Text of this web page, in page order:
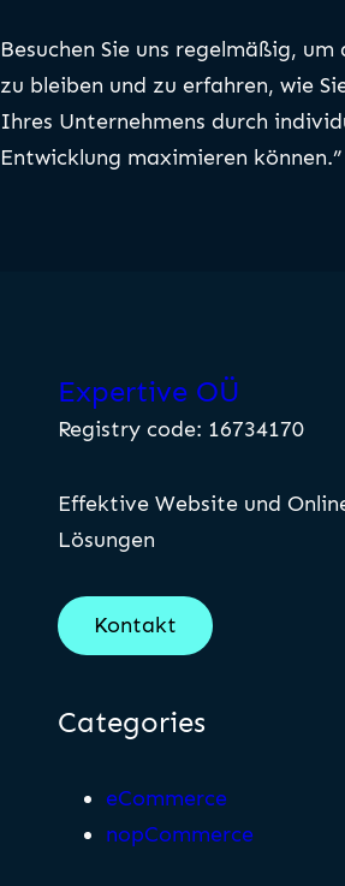
Besuchen Sie uns regelmäßig,
zu bleiben und zu erfahren, wie
Ihres Unternehmens durch
Entwicklung maximieren können.”
Expertive OÜ
Registry code: 16734170
Effektive Website und
Lösungen
Kontakt
Categories
eCommerce
nopCommerce